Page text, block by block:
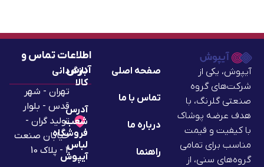
آیپوش، یکی از
شرکت‌های گروه
صنعتی گلرنگ، با
هدف عرضه پوشاک
با کیفیت و قیمت
مناسب برای تمامی
گروه‌های سنی، از
صفحه اصلی
تماس با ما
درباره ما
راهنما
بازگردانی
کالا
آدرس
شعب
فروشگاه
لباس
آیپوش
تهران - شهر
قدس - بلوار
تولید گران -
خیابان صنعت
2 - پلاک 10
اطلاعات تماس و
آدرس